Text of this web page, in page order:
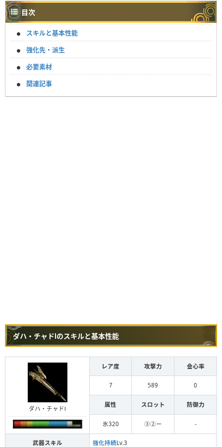
目次
スキルと基本性能
強化先・派生
必要素材
関連記事
ダハ・チャドⅠのスキルと基本性能
ダハ・チャドⅠ
レア度 攻撃力 会心率
7 589 0
属性 スロット 防御力
氷320 ③②ー -
武器スキル 強化持続Lv.3